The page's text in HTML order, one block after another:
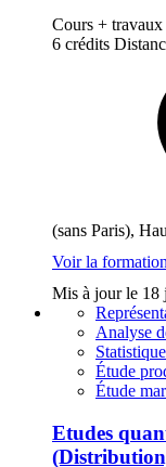
Cours +
6 crédits
(sans Paris),
Voir la formation
Mis à jour le 18
Analyse
Étude
Étude
Etudes